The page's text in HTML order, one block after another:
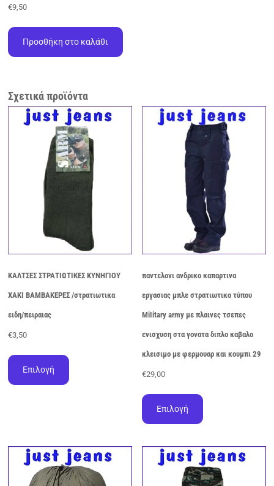
€9,50
Προσθήκη στο καλάθι
Σχετικά προϊόντα
ΚΑΛΤΣΕΣ ΣΤΡΑΤΙΩΤΙΚΕΣ ΚΥΝΗΓΙΟΥ
ΧΑΚΙ ΒΑΜΒΑΚΕΡΕΣ /στρατιωτικα
ειδη/πειραιας
€3,50
Επιλογή
προϊόν
μπορούν
να
επιλεγούν
παντελονι ανδρικο καπαρτινα
εργασιας μπλε στρατιωτικο τύπoυ
ΜiIitary army με πλαινες τσεπες
ενισχυση στα γονατα διπλο καβαλο
κλεισιμο με φερμουαρ και κουμπι 29
€29,00
Επιλογή
προϊόν
παραλλαγές.
Οι
επιλογές